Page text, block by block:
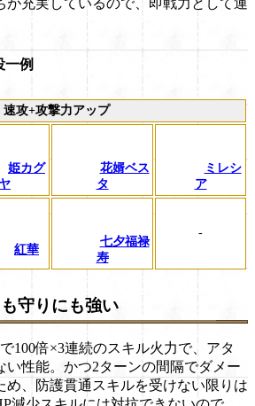
が充実しているので、即戦力として運
一例
速攻+攻撃力アップ
姫カグ
ヤ
花婿ベス
タ
ミレシ
ア
紅華
七夕福禄
寿
-
守りにも強い
100倍×3連続のスキル火力で、アタ
い性能。かつ2ターンの間隔でダメー
め、防護貫通スキルを受けない限りは